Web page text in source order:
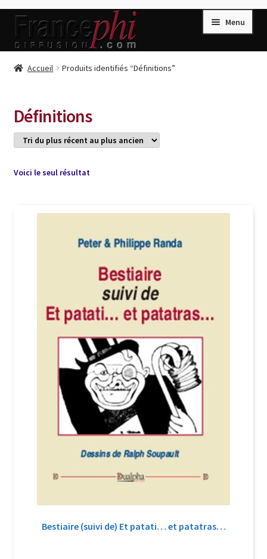
Aller
la
Aller
contenu
Menu
Accueil
Caisse
Conditions de Vente
Connection
Listes d’Envies
Livres de Peter Randa
Newsletter
Nous Contacter
Politique de confidentialité et cookies
Qui sommes-nous ?
Soutien à Philippe Randa
Suivi de la Commande
Accueil Produits identifiés “Définitions”
Définitions
Voici le seul résultat
Bestiaire (suivi de) Et patati… et patatras…